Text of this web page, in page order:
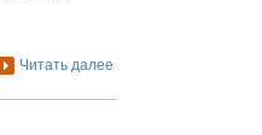
Читать далее